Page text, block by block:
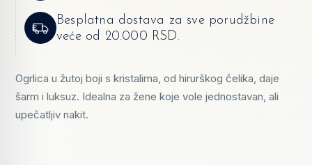
Besplatna dostava za sve porudžbine
veće od 20.000 RSD.
Ogrlica u žutoj boji s kristalima, od hirurškog čelika, daje
šarm i luksuz. Idealna za žene koje vole jednostavan, ali
upečatljiv nakit.